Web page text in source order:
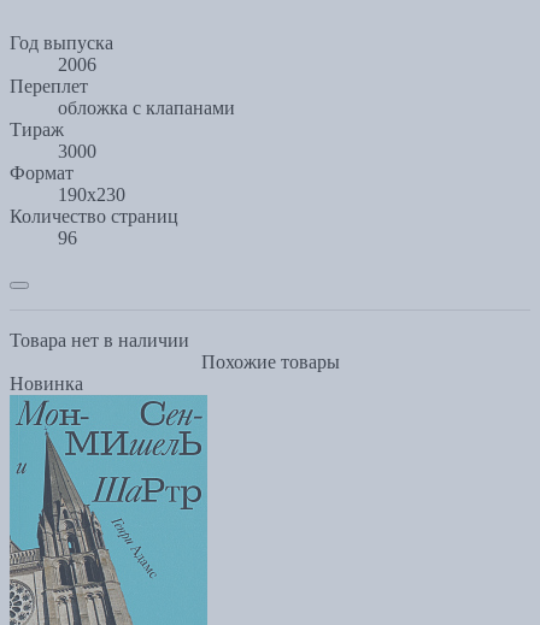
Год выпуска
2006
Переплет
обложка с клапанами
Тираж
3000
Формат
190х230
Количество страниц
96
Товара нет в наличии
Похожие товары
Новинка